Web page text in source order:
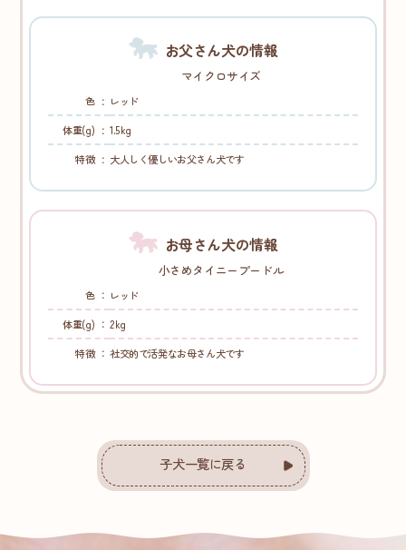
お父さん犬の情報
マイクロサイズ
色
レッド
体重(g)
1.5kg
特徴
大人しく優しいお父さん犬です
お母さん犬の情報
小さめタイニープードル
色
レッド
体重(g)
2kg
特徴
社交的で活発なお母さん犬です
子犬一覧に戻る